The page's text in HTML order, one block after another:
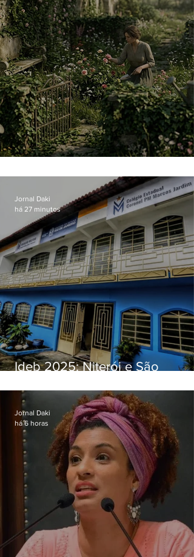
Ideb 2025: Niterói e São
distintos no ensino médio; veja
Jornal Daki
há 27 minutos
Jornal Daki
há 6 horas